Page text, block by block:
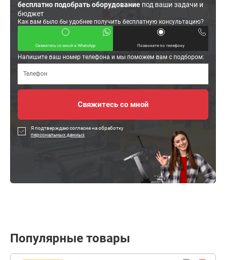
бесплатно подобрать оборудование под ваши задачи и
бюджет
Как вам было бы удобнее получить бесплатную консультацию?
Свяжитесь со мной в WhatsApp Позвоните по телефону
Напишите ваш номер телефона и мы поможем вам с подбором:
Я подтверждаю согласие на обработку
персональных данных
Популярные товары